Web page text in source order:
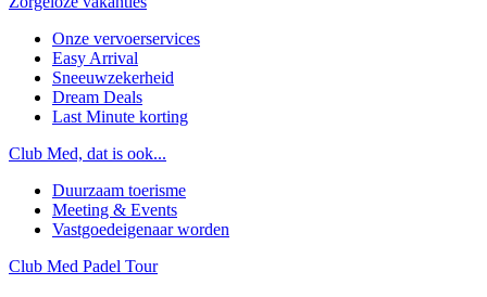
Onze vervoerservices
Easy Arrival
Sneeuwzekerheid
Dream Deals
Last Minute korting
Club Med, dat is ook...
Duurzaam toerisme
Meeting & Events
Vastgoedeigenaar worden
Club Med Padel Tour